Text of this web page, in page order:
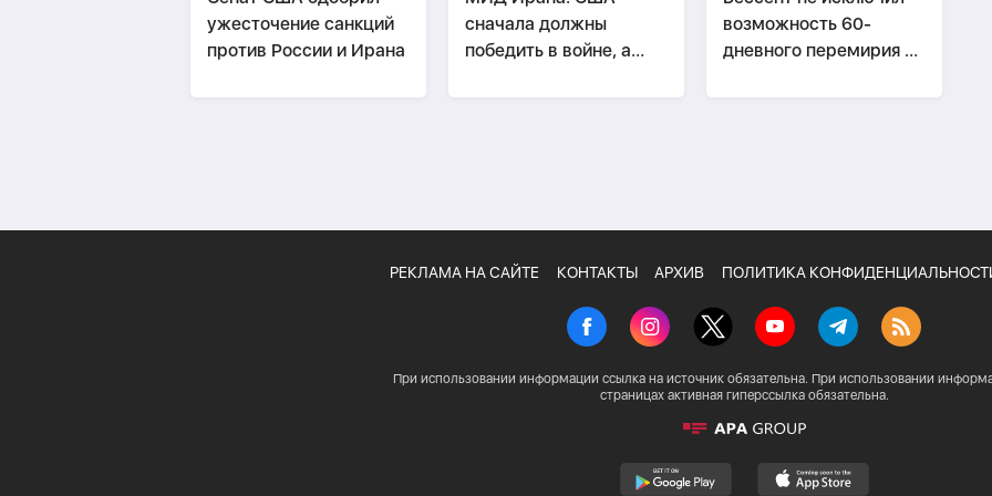
ужесточение санкций
против России и Ирана
сначала должны
победить в войне, а
«трофеях» Ирана
возможность 60-
дневного перемирия с
РЕКЛАМА НА САЙТЕ КОНТАКТЫ АРХИВ ПОЛИТИКА
При использовании информации ссылка на источник обязательна. При использовании
страницах активная гиперссылка обязательна.